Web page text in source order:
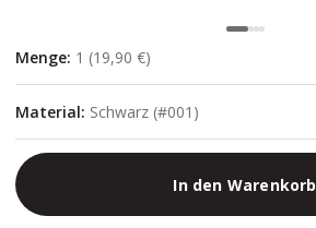
Menge: 1 (19,90 €)
Material: Schwarz (#001)
In den Warenkorb